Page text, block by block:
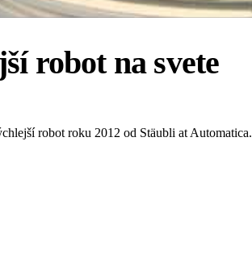
robot na svete
robot roku 2012 od Stäubli at Automatica.